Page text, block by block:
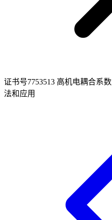
证书号7753513 高机电耦合系
法和应用